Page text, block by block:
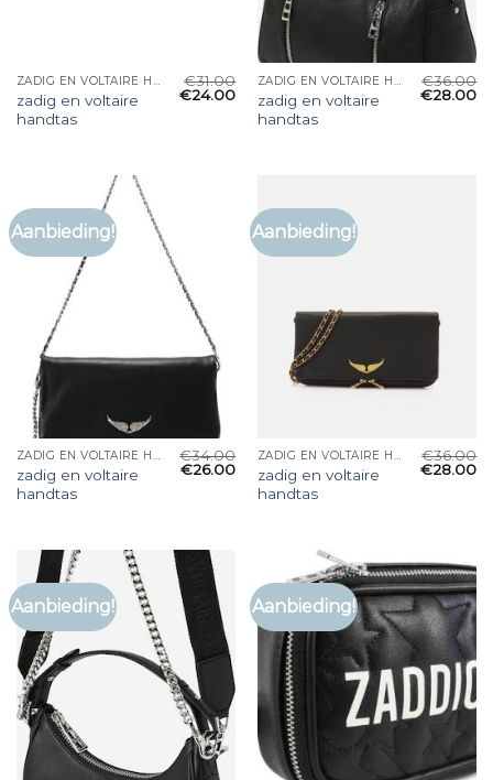
ZADIG EN VOLTAIRE HANDTAS
zadig en voltaire
handtas
€31.00
€24.00
ZADIG EN VOLTAIRE HANDTAS
zadig en voltaire
handtas
€36.00
€28.00
Aanbieding!
ZADIG EN VOLTAIRE HANDTAS
zadig en voltaire
handtas
€34.00
€26.00
Aanbieding!
ZADIG EN VOLTAIRE HANDTAS
zadig en voltaire
handtas
€36.00
€28.00
Aanbieding! Aanbieding!